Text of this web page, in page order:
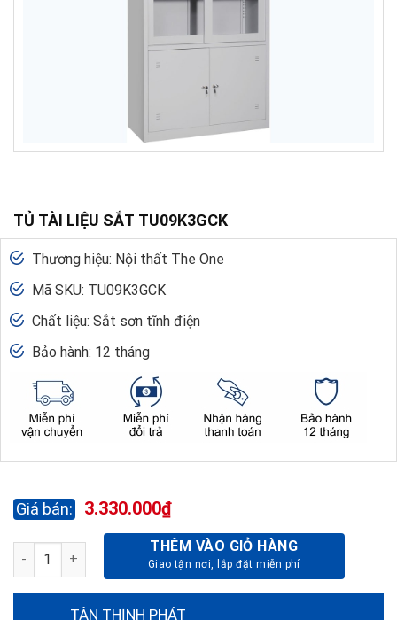
TỦ TÀI LIỆU SẮT TU09K3GCK
Thương hiệu: Nội thất The One
Mã SKU: TU09K3GCK
Chất liệu: Sắt sơn tĩnh điện
Bảo hành: 12 tháng
3.330.000₫
TỦ TÀI LIỆU SẮT TU09K3GCK số lượng
THÊM VÀO GIỎ HÀNG
TÂN THỊNH PHÁT